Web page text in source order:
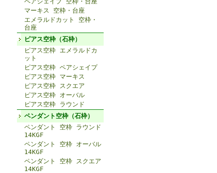
マーキス 空枠・台座
エメラルドカット 空枠・
台座
ピアス空枠（石枠）
ピアス空枠 エメラルドカ
ット
ピアス空枠 ペアシェイプ
ピアス空枠 マーキス
ピアス空枠 スクエア
ピアス空枠 オーバル
ピアス空枠 ラウンド
ペンダント空枠（石枠）
ペンダント 空枠 ラウンド
14KGF
ペンダント 空枠 オーバル
14KGF
ペンダント 空枠 スクエア
14KGF